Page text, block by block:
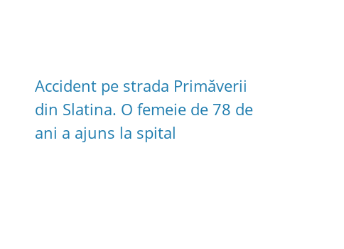
Accident pe strada Primăverii
din Slatina. O femeie de 78 de
ani a ajuns la spital